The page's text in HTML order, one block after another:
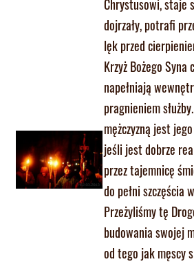
Chrystusowi, staje
dojrzały, potrafi
lęk przed
Krzyż Bożego Syna
napełniają
pragnieniem
mężczyzną jest
jeśli jest dobrze
przez tajemnicę
do pełni szczęścia
Przeżyliśmy tę
budowania swojej
od tego jak męscy